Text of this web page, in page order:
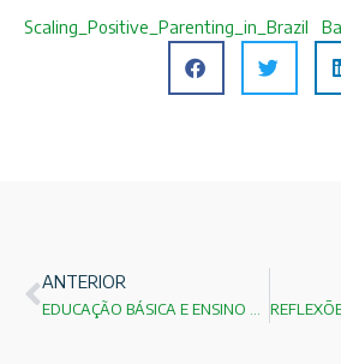
Scaling_Positive_Parenting_in_Brazil
ANTERIOR